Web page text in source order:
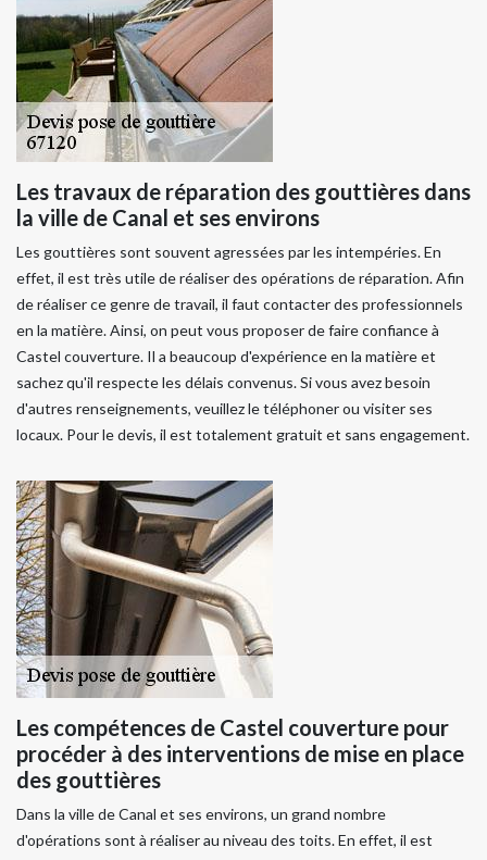
Les travaux de réparation des gouttières dans
la ville de Canal et ses environs
Les gouttières sont souvent agressées par les intempéries. En
effet, il est très utile de réaliser des opérations de réparation. Afin
de réaliser ce genre de travail, il faut contacter des professionnels
en la matière. Ainsi, on peut vous proposer de faire confiance à
Castel couverture. Il a beaucoup d'expérience en la matière et
sachez qu'il respecte les délais convenus. Si vous avez besoin
d'autres renseignements, veuillez le téléphoner ou visiter ses
locaux. Pour le devis, il est totalement gratuit et sans engagement.
Les compétences de Castel couverture pour
procéder à des interventions de mise en place
des gouttières
Dans la ville de Canal et ses environs, un grand nombre
d'opérations sont à réaliser au niveau des toits. En effet, il est